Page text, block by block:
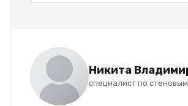
Никита
специалист по